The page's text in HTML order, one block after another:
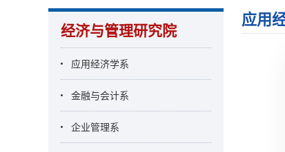
应用
经济与管理研究院
应用经济学系
金融与会计系
企业管理系